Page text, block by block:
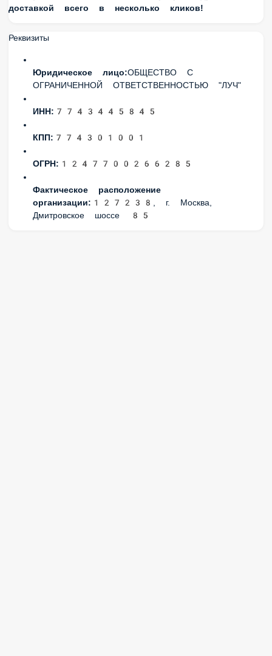
всего в несколько кликов!
Реквизиты
Юридическое лицо:ОБЩЕСТВО С ОГРАНИЧЕННОЙ
ОТВЕТСТВЕННОСТЬЮ "ЛУЧ"
ИНН: 7743445845
КПП: 774301001
ОГРН: 1247700266285
Фактическое расположение организации:
Москва, Дмитровское шоссе 85